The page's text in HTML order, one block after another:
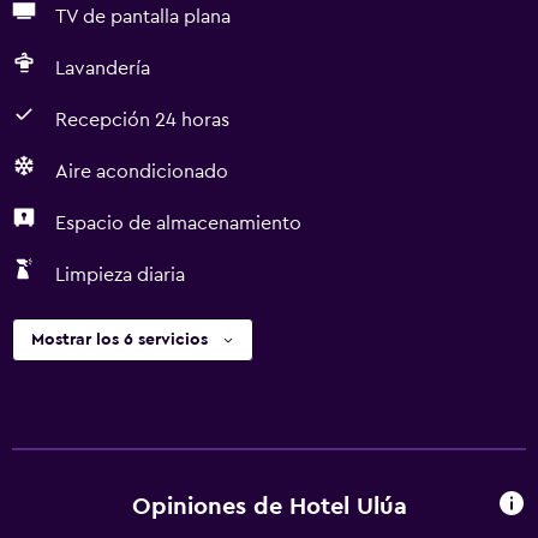
TV de pantalla plana
Lavandería
Recepción 24 horas
Aire acondicionado
Espacio de almacenamiento
Limpieza diaria
Mostrar los 6 servicios
Opiniones de Hotel Ulúa